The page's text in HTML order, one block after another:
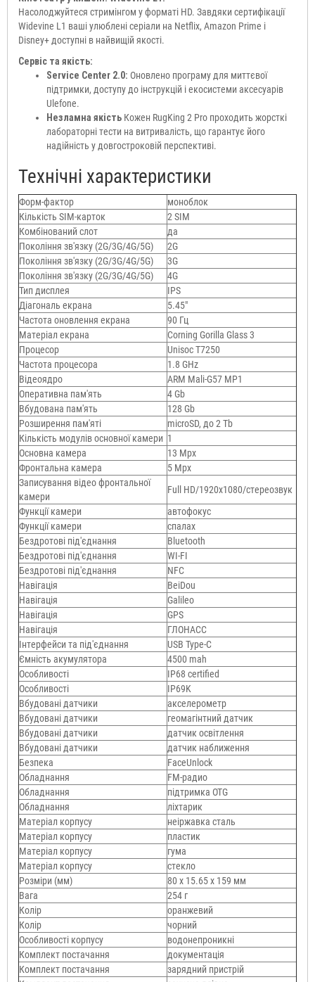
Насолоджуйтеся стримінгом у форматі HD. Завдяки сертифікації
Widevine L1 ваші улюблені серіали на Netflix, Amazon Prime і
Disney+ доступні в найвищій якості.
Сервіс та якість:
Service Center 2.0: Оновлено програму для миттєвої
підтримки, доступу до інструкцій і екосистеми аксесуарів
Ulefone.
Незламна якість Кожен RugKing 2 Pro проходить жорсткі
лабораторні тести на витривалість, що гарантує його
надійність у довгостроковій перспективі.
Технічні характеристики
Форм-фактор
моноблок
Кількість SIM-карток
2 SIM
Комбінований слот
да
Покоління зв'язку (2G/3G/4G/5G)
2G
Покоління зв'язку (2G/3G/4G/5G)
3G
Покоління зв'язку (2G/3G/4G/5G)
4G
Тип дисплея
IPS
Діагональ екрана
5.45"
Частота оновлення екрана
90 Гц
Матеріал екрана
Corning Gorilla Glass 3
Процесор
Unisoc T7250
Частота процесора
1.8 GHz
Відеоядро
ARM Mali-G57 MP1
Оперативна пам'ять
4 Gb
Вбудована пам'ять
128 Gb
Розширення пам'яті
microSD, до 2 Тb
Кількість модулів основної камери 1
Основна камера
13 Mpx
Фронтальна камера
5 Mpx
Записування відео фронтальної
камери
Full HD/1920х1080/стереозвук
Функції камери
автофокус
Функції камери
спалах
Бездротові під'єднання
Bluetooth
Бездротові під'єднання
WI-FI
Бездротові під'єднання
NFC
Навігація
BeiDou
Навігація
Galileo
Навігація
GPS
Навігація
ГЛОНАСС
Інтерфейси та під'єднання
USB Type-C
Ємність акумулятора
4500 mah
Особливості
IP68 certified
Особливості
IP69K
Вбудовані датчики
акселерометр
Вбудовані датчики
геомагінтний датчик
Вбудовані датчики
датчик освітлення
Вбудовані датчики
датчик наближення
Безпека
FaceUnlock
Обладнання
FM-радио
Обладнання
підтримка OTG
Обладнання
ліхтарик
Матеріал корпусу
неіржавка сталь
Матеріал корпусу
пластик
Матеріал корпусу
гума
Матеріал корпусу
стекло
Розміри (мм)
80 х 15.65 х 159 мм
Вага
254 г
Колір
оранжевий
Колір
чорний
Особливості корпусу
водонепроникні
Комплект постачання
документація
Комплект постачання
зарядний пристрій